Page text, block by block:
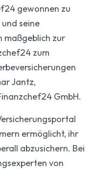
gewonnen zu
seine
maßgeblich zur
zum
Jantz,
GmbH.
ermöglicht, ihr
abzusichern. Bei
von